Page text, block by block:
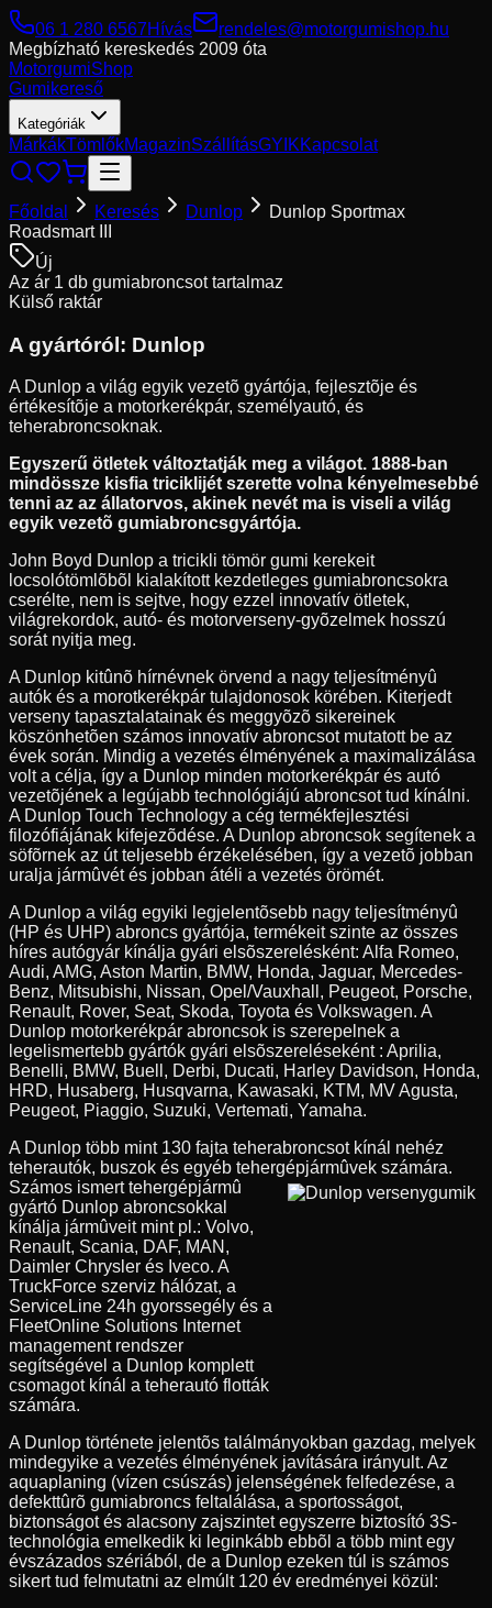
06 1 280 6567Hívás
rendeles@motorgumishop.hu
Megbízható kereskedés 2009 óta
MotorgumiShop
Gumikereső
Kategóriák
MárkákTömlőkMagazinSzállításGYIKKapcsolat
Főoldal Keresés Dunlop
Dunlop Sportmax
Roadsmart III
Új
Az ár 1 db gumiabroncsot tartalmaz
Külső raktár
A gyártóról: Dunlop
A Dunlop a világ egyik vezetõ gyártója, fejlesztõje és
értékesítõje a motorkerékpár, személyautó, és
teherabroncsoknak.
Egyszerű ötletek változtatják meg a világot. 1888-ban
mindössze kisfia triciklijét szerette volna kényelmesebbé
tenni az az állatorvos, akinek nevét ma is viseli a világ
egyik vezetõ gumiabroncsgyártója.
John Boyd Dunlop a tricikli tömör gumi kerekeit
locsolótömlõbõl kialakított kezdetleges gumiabroncsokra
cserélte, nem is sejtve, hogy ezzel innovatív ötletek,
világrekordok, autó- és motorverseny-gyõzelmek hosszú
sorát nyitja meg.
A Dunlop kitûnõ hírnévnek örvend a nagy teljesítményû
autók és a morotkerékpár tulajdonosok körében. Kiterjedt
verseny tapasztalatainak és meggyõzõ sikereinek
köszönhetõen számos innovatív abroncsot mutatott be az
évek során. Mindig a vezetés élményének a maximalizálása
volt a célja, így a Dunlop minden motorkerékpár és autó
vezetõjének a legújabb technológiájú abroncsot tud kínálni.
A Dunlop Touch Technology a cég termékfejlesztési
filozófiájának kifejezõdése. A Dunlop abroncsok segítenek a
söfõrnek az út teljesebb érzékelésében, így a vezetõ jobban
uralja jármûvét és jobban átéli a vezetés örömét.
A Dunlop a világ egyiki legjelentõsebb nagy teljesítményû
(HP és UHP) abroncs gyártója, termékeit szinte az összes
híres autógyár kínálja gyári elsõszerelésként: Alfa Romeo,
Audi, AMG, Aston Martin, BMW, Honda, Jaguar, Mercedes-
Benz, Mitsubishi, Nissan, Opel/Vauxhall, Peugeot, Porsche,
Renault, Rover, Seat, Skoda, Toyota és Volkswagen. A
Dunlop motorkerékpár abroncsok is szerepelnek a
legelismertebb gyártók gyári elsõszereléseként : Aprilia,
Benelli, BMW, Buell, Derbi, Ducati, Harley Davidson, Honda,
HRD, Husaberg, Husqvarna, Kawasaki, KTM, MV Agusta,
Peugeot, Piaggio, Suzuki, Vertemati, Yamaha.
A Dunlop több mint 130 fajta teherabroncsot kínál nehéz
teherautók, buszok és egyéb tehergépjármûvek számára.
Számos ismert tehergépjármû
gyártó Dunlop abroncsokkal
kínálja jármûveit mint pl.: Volvo,
Renault, Scania, DAF, MAN,
Daimler Chrysler és Iveco. A
TruckForce szerviz hálózat, a
ServiceLine 24h gyorssegély és a
FleetOnline Solutions Internet
management rendszer
segítségével a Dunlop komplett
csomagot kínál a teherautó flották
számára.
A Dunlop története jelentõs találmányokban gazdag, melyek
mindegyike a vezetés élményének javítására irányult. Az
aquaplaning (vízen csúszás) jelenségének felfedezése, a
defekttûrõ gumiabroncs feltalálása, a sportosságot,
biztonságot és alacsony zajszintet egyszerre biztosító 3S-
technológia emelkedik ki leginkább ebbõl a több mint egy
évszázados szériából, de a Dunlop ezeken túl is számos
sikert tud felmutatni az elmúlt 120 év eredményei közül: